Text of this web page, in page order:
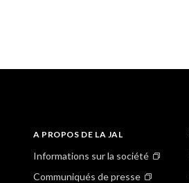
A PROPOS DE LA JAL
Informations sur la société
Communiqués de presse